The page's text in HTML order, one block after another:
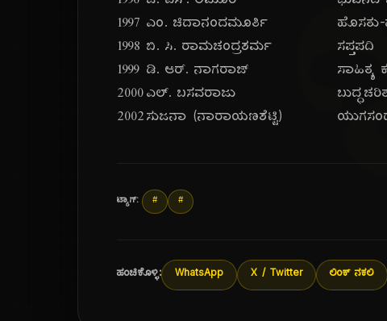
೧೯೯೭ ಎಂ. ಚಿದಾನಂದಮೂರ್ತಿ
೧೯೯೮ ಬಿ. ಸಿ. ರಾಮಚಂದ್ರಶರ್ಮ
ಸಪ್ತಪದಿ
೧೯೯೯ ಡಿ. ಆರ್. ನಾಗರಾಜ್
ಸಾಹಿತ್ಯ
೨೦೦೦ಎಲ್. ಬಸವರಾಜು
೨೦೦೨ಸುಜನಾ (ನಾರಾಯಣಶೆಟ್ಟಿ)
ಟ್ಯಾಗ್: # #
ಹಂಚಿಕೊಳ್ಳಿ: WhatsApp X / Twitter ಲಿಂಕ್ ನಕಲಿ